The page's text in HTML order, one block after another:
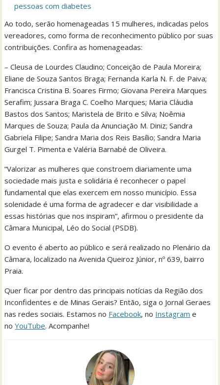
pessoas com diabetes
Ao todo, serão homenageadas 15 mulheres, indicadas pelos
vereadores, como forma de reconhecimento público por suas
contribuições. Confira as homenageadas:
– Cleusa de Lourdes Claudino; Conceição de Paula Moreira;
Eliane de Souza Santos Braga; Fernanda Karla N. F. de Paiva;
Francisca Cristina B. Soares Firmo; Giovana Pereira Marques
Serafim; Jussara Braga C. Coelho Marques; Maria Cláudia
Bastos dos Santos; Maristela de Brito e Silva; Noêmia
Marques de Souza; Paula da Anunciação M. Diniz; Sandra
Gabriela Filipe; Sandra Maria dos Reis Basílio; Sandra Maria
Gurgel T. Pimenta e Valéria Barnabé de Oliveira.
“Valorizar as mulheres que constroem diariamente uma
sociedade mais justa e solidária é reconhecer o papel
fundamental que elas exercem em nosso município. Essa
solenidade é uma forma de agradecer e dar visibilidade a
essas histórias que nos inspiram”, afirmou o presidente da
Câmara Municipal, Léo do Social (PSDB).
O evento é aberto ao público e será realizado no Plenário da
Câmara, localizado na Avenida Queiroz Júnior, nº 639, bairro
Praia.
Quer ficar por dentro das principais notícias da Região dos
Inconfidentes e de Minas Gerais? Então, siga o Jornal Geraes
nas redes sociais. Estamos no Facebook, no Instagram e
noYouTube. Acompanhe!